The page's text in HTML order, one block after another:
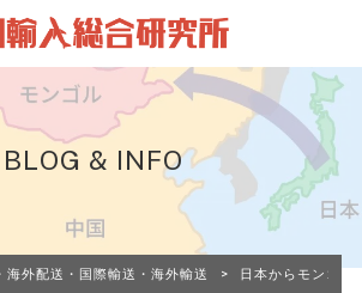
BLOG & INFO
海外配送・国際輸送・海外輸送 > 日本からモンゴル